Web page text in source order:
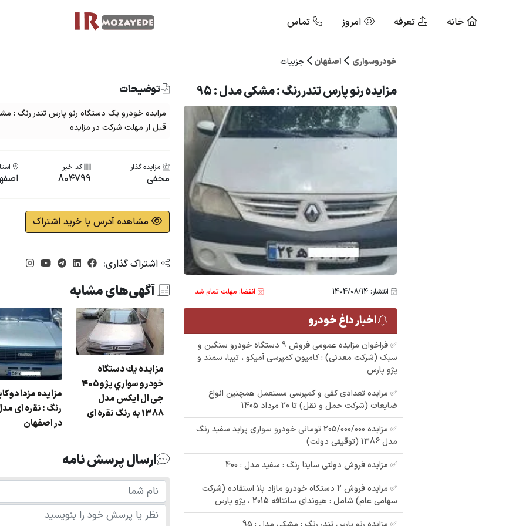
خانه تعرفه امروز تماس
خودروسواری اصفهان جزییات
مزایده رنو پارس تندر رنگ : مشکی مدل : 95
انتشار: 1404/08/14 انقضا: مهلت تمام شد
اخبار داغ خودرو
✅ فراخوان مزایده عمومی فروش 9 دستگاه خودرو سنگین و
سبک (شرکت معدنی) : کامیون کمپرسی آمیکو ، تیبا، سمند و
پژو پارس
✅ مزایده تعدادی کفی و کمپرسی مستعمل همچنین انواع
ضایعات (شرکت حمل و نقل) تا 20 مرداد 1405
✅ مزایده 205/000/000 تومانی خودرو سواري پرايد سفيد رنگ
مدل 1386 (توقیفی دولت)
✅ مزایده فروش دولتی ساینا رنگ : سفید مدل : 400
✅ مزایده فروش 2 دستکاه خودرو مازاد بلا استفاده (شرکت
سهامی عام) شامل : هیوندای سانتافه 2015 ، پژو پارس
توضیحات
قبل از مهلت شرکت در مزایده
مزایده گذار
مخفی
کد خبر
804799
مشاهده آدرس با خرید اشتراک
اشتراک گذاری:
آگهی‌های مشابه
مزایده مزدا دو
در اصفهان
مزایده يك دستگاه
خودرو سواري پژو 405
جی ال ایکس مدل
1388 به رنگ نقره ای
مزایده وانت پیکان رنگ
: سفید مدل : 90
مزایده سواری تيبا به
شماره انتظامي
62و336ايران13 مدل
1398
مزایده مزدا دو کابین
رنگ : نقره ای مدل : 87
ارسال پرسش نامه